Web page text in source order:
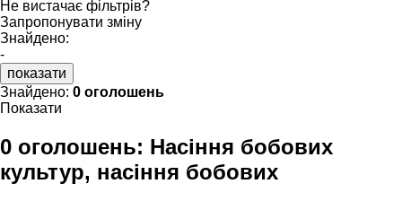
Не вистачає фільтрів?
Запропонувати зміну
Знайдено:
-
показати
Знайдено: 0 оголошень
Показати
0 оголошень: Насіння бобових
культур, насіння бобових